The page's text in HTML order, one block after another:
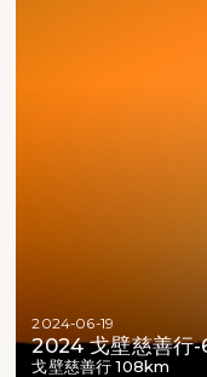
2024-06-19
2024 戈壁慈善行
戈壁慈善行 108km